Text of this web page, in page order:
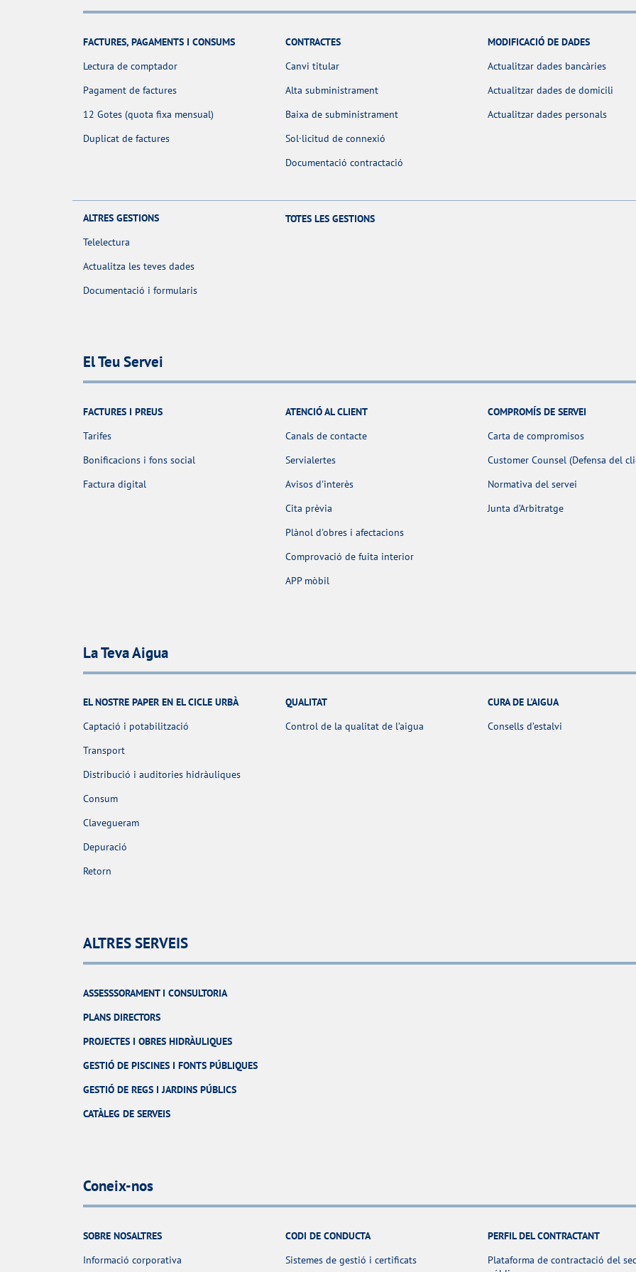
FACTURES, PAGAMENTS I CONSUMS
Lectura de comptador
Pagament de factures
12 Gotes (quota fixa mensual)
Duplicat de factures
CONTRACTES
Canvi titular
Alta subministrament
Baixa de subministrament
Sol·licitud de connexió
Documentació contractació
MODIFICACIÓ DE DADES
Actualitzar dades bancàries
Actualitzar dades de domicili
Actualitzar dades personals
ALTRES GESTIONS
Telelectura
Actualitza les teves dades
Documentació i formularis
TOTES LES GESTIONS
El Teu Servei
FACTURES I PREUS
Tarifes
Bonificacions i fons social
Factura digital
ATENCIÓ AL CLIENT
Canals de contacte
Servialertes
Avisos d'interès
Cita prèvia
Plànol d'obres i afectacions
Comprovació de fuita interior
APP mòbil
COMPROMÍS DE SERVEI
Carta de compromisos
Customer Counsel (Defensa del
Normativa del servei
Junta d’Arbitratge
La Teva Aigua
EL NOSTRE PAPER EN EL CICLE URBÀ
Captació i potabilització
Transport
Distribució i auditories hidràuliques
Consum
Clavegueram
Depuració
Retorn
QUALITAT
Control de la qualitat de l’aigua
CURA DE L'AIGUA
Consells d’estalvi
ALTRES SERVEIS
ASSESSSORAMENT I CONSULTORIA
PLANS DIRECTORS
PROJECTES I OBRES HIDRÀULIQUES
GESTIÓ DE PISCINES I FONTS PÚBLIQUES
GESTIÓ DE REGS I JARDINS PÚBLICS
CATÀLEG DE SERVEIS
Coneix-nos
SOBRE NOSALTRES
Informació corporativa
CODI DE CONDUCTA
Sistemes de gestió i certificats
PERFIL DEL CONTRACTANT
Plataforma de contractació del